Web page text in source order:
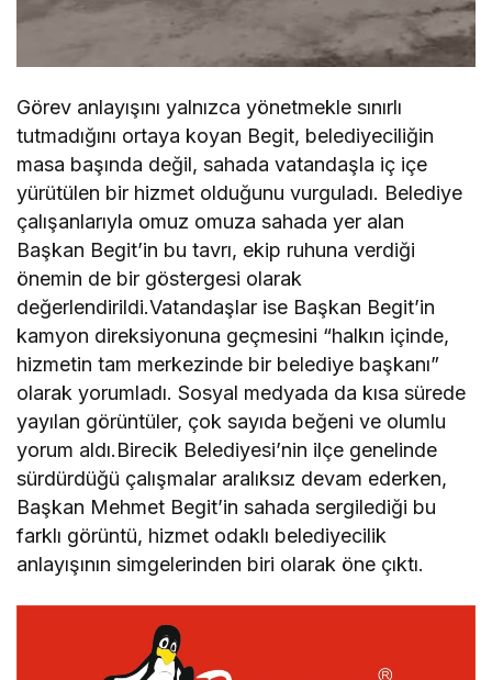
Görev anlayışını yalnızca yönetmekle sınırlı
tutmadığını ortaya koyan Begit, belediyeciliğin
masa başında değil, sahada vatandaşla iç içe
yürütülen bir hizmet olduğunu vurguladı. Belediye
çalışanlarıyla omuz omuza sahada yer alan
Başkan Begit’in bu tavrı, ekip ruhuna verdiği
önemin de bir göstergesi olarak
değerlendirildi.Vatandaşlar ise Başkan Begit’in
kamyon direksiyonuna geçmesini “halkın içinde,
hizmetin tam merkezinde bir belediye başkanı”
olarak yorumladı. Sosyal medyada da kısa sürede
yayılan görüntüler, çok sayıda beğeni ve olumlu
yorum aldı.Birecik Belediyesi’nin ilçe genelinde
sürdürdüğü çalışmalar aralıksız devam ederken,
Başkan Mehmet Begit’in sahada sergilediği bu
farklı görüntü, hizmet odaklı belediyecilik
anlayışının simgelerinden biri olarak öne çıktı.